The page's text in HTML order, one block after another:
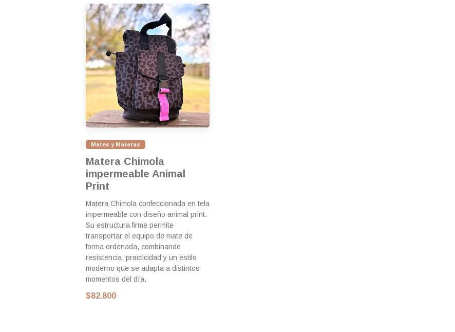
Mates y Materas
Matera Chimola
impermeable Animal
Print
Matera Chimola confeccionada en tela
impermeable con diseño animal print.
Su estructura firme permite
transportar el equipo de mate de
forma ordenada, combinando
resistencia, practicidad y un estilo
moderno que se adapta a distintos
momentos del día.
$82.800